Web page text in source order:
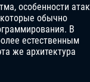
особенности
обычно
В
естественным
же архитектура